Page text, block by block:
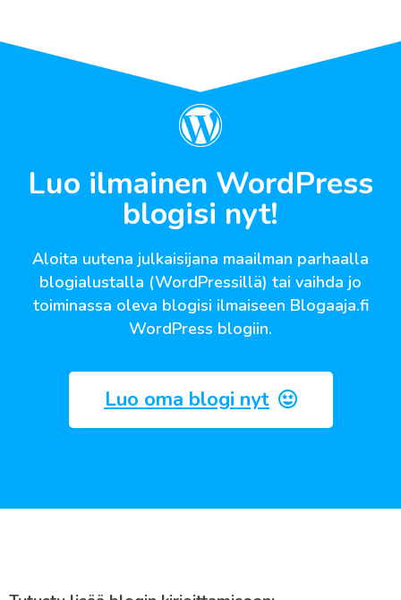
Luo ilmainen WordPress
blogisi nyt!
Aloita uutena julkaisijana maailman parhaalla
blogialustalla (WordPressillä) tai vaihda jo
toiminassa oleva blogisi ilmaiseen Blogaaja.fi
WordPress blogiin.
Luo oma blogi nyt